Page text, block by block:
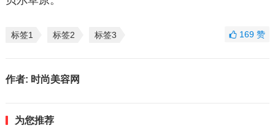
标签1 标签2 标签3 169赞
作者: 时尚美容网
为您推荐